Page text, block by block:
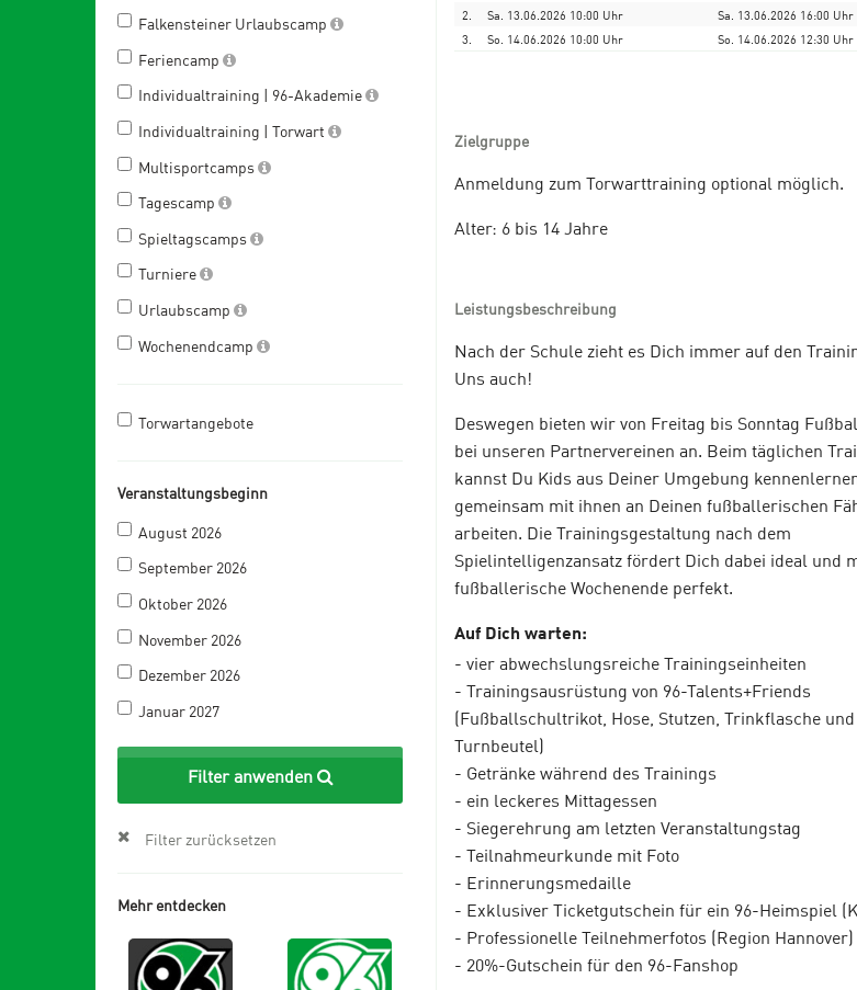
Falkensteiner Urlaubscamp
Feriencamp
Individualtraining | 96-Akademie
Individualtraining | Torwart
Multisportcamps
Tagescamp
Spieltagscamps
Turniere
Urlaubscamp
Wochenendcamp
Torwartangebote
Veranstaltungsbeginn
August 2026
September 2026
Oktober 2026
November 2026
Dezember 2026
Januar 2027
Filter anwenden
Filter zurücksetzen
Mehr entdecken
2.
Sa. 13.06.2026 10:00 Uhr
Sa. 13.06.2026 16:00 Uhr
3.
So. 14.06.2026 10:00 Uhr So. 14.06.2026 12:30 Uhr
Zielgruppe
Anmeldung zum Torwarttraining optional möglich.
Alter: 6 bis 14 Jahre
Leistungsbeschreibung
Nach der Schule zieht es Dich immer auf den
Uns auch!
Deswegen bieten wir von Freitag bis Sonntag
bei unseren Partnervereinen an. Beim täglichen
kannst Du Kids aus Deiner Umgebung
gemeinsam mit ihnen an Deinen fußballerischen
arbeiten. Die Trainingsgestaltung nach dem
Spielintelligenzansatz fördert Dich dabei ideal und
fußballerische Wochenende perfekt.
Auf Dich warten:
- vier abwechslungsreiche Trainingseinheiten
- Trainingsausrüstung von 96-Talents+Friends
(Fußballschultrikot, Hose, Stutzen, Trinkflasche und
Turnbeutel)
- Getränke während des Trainings
- ein leckeres Mittagessen
- Siegerehrung am letzten Veranstaltungstag
- Teilnahmeurkunde mit Foto
- Erinnerungsmedaille
- Exklusiver Ticketgutschein für ein 96-Heimspiel
- Professionelle Teilnehmerfotos (Region Hannover)
- 20%-Gutschein für den 96-Fanshop